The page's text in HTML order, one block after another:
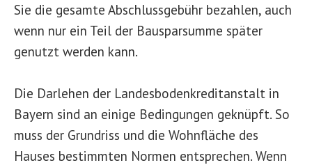
Sie die gesamte Abschlussgebühr bezahlen, auch
wenn nur ein Teil der Bausparsumme später
genutzt werden kann.
Die Darlehen der Landesbodenkreditanstalt in
Bayern sind an einige Bedingungen geknüpft. So
muss der Grundriss und die Wohnfläche des
Hauses bestimmten Normen entsprechen. Wenn